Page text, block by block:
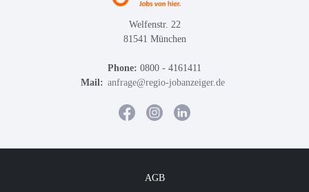
Welfenstr. 22
81541 München
Phone: 0800 - 4161411
Mail: anfrage@regio-jobanzeiger.de
AGB